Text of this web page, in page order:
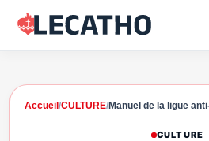
Accueil /CULTURE/Manuel de la ligue
CULTURE